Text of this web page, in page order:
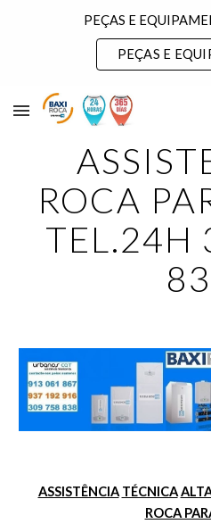
Skip to main content
PEÇAS E
PEÇAS E
ROCA
TEL.24H
ASSISTÊNCIA TÉCNICA
ROCA